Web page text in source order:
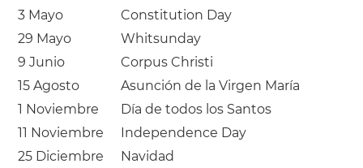
3 Mayo
Constitution Day
29 Mayo
Whitsunday
9 Junio
Corpus Christi
15 Agosto
Asunción de la Virgen María
1 Noviembre
Día de todos los Santos
11 Noviembre
Independence Day
25 Diciembre
Navidad